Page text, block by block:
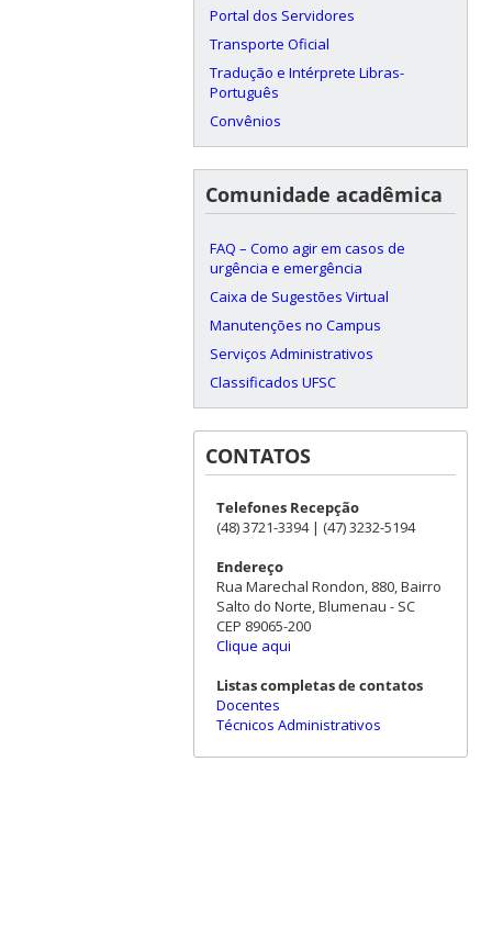
Portal dos Servidores
Transporte Oficial
Tradução e Intérprete Libras-
Português
Convênios
Comunidade acadêmica
FAQ – Como agir em casos de
urgência e emergência
Caixa de Sugestões Virtual
Manutenções no Campus
Serviços Administrativos
Classificados UFSC
CONTATOS
Telefones Recepção
(48) 3721-3394 | (47) 3232-5194
Endereço
Rua Marechal Rondon, 880, Bairro
Salto do Norte, Blumenau - SC
CEP 89065-200
Clique aqui
Listas completas de contatos
Docentes
Técnicos Administrativos